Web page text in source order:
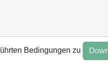
Bedingungen zu